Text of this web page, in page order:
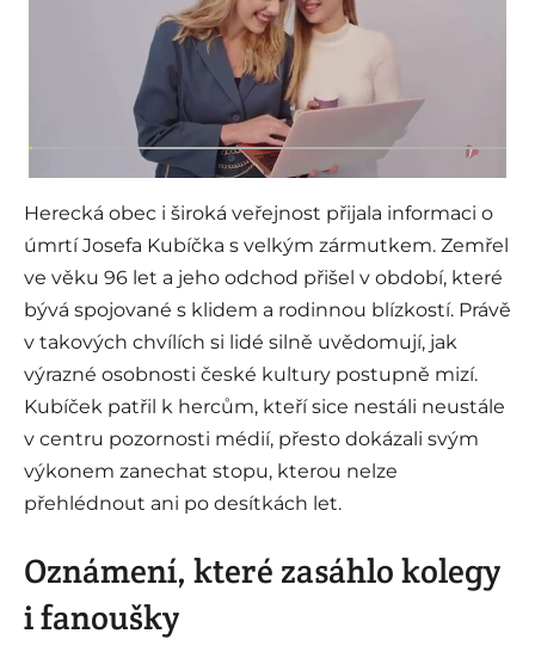
Herecká obec i široká veřejnost přijala informaci o
úmrtí Josefa Kubíčka s velkým zármutkem. Zemřel
ve věku 96 let a jeho odchod přišel v období, které
bývá spojované s klidem a rodinnou blízkostí. Právě
v takových chvílích si lidé silně uvědomují, jak
výrazné osobnosti české kultury postupně mizí.
Kubíček patřil k hercům, kteří sice nestáli neustále
v centru pozornosti médií, přesto dokázali svým
výkonem zanechat stopu, kterou nelze
přehlédnout ani po desítkách let.
Oznámení, které zasáhlo kolegy
i fanoušky